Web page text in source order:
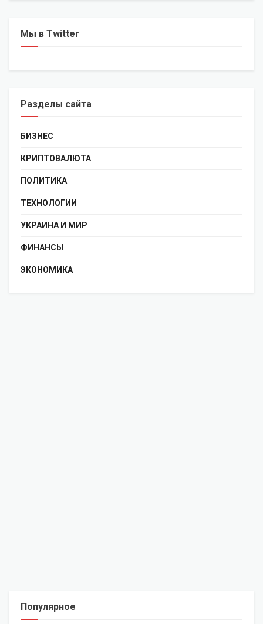
Мы в Twitter
Разделы сайта
БИЗНЕС
КРИПТОВАЛЮТА
ПОЛИТИКА
ТЕХНОЛОГИИ
УКРАИНА И МИР
ФИНАНСЫ
ЭКОНОМИКА
Популярное